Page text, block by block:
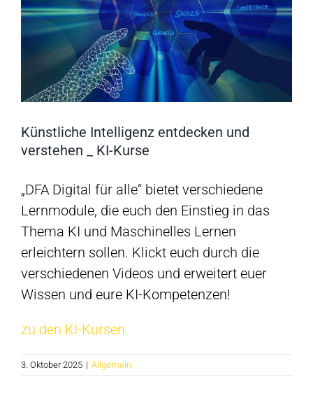
Künstliche Intelligenz entdecken und
verstehen _ KI-Kurse
„DFA Digital für alle“ bietet verschiedene
Lernmodule, die euch den Einstieg in das
Thema KI und Maschinelles Lernen
erleichtern sollen. Klickt euch durch die
verschiedenen Videos und erweitert euer
Wissen und eure KI-Kompetenzen!
zu den KI-Kursen
3. Oktober 2025 | Allgemein